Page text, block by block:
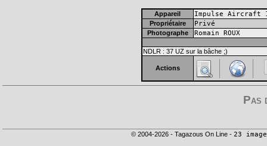
Appareil Impulse Aircraft
Propriétaire Privé
Photographe Romain ROUX
NDLR : 37 UZ sur la bâche ;)
Actions
Pas
© 2004-2026 - Tagazous On Line - 23